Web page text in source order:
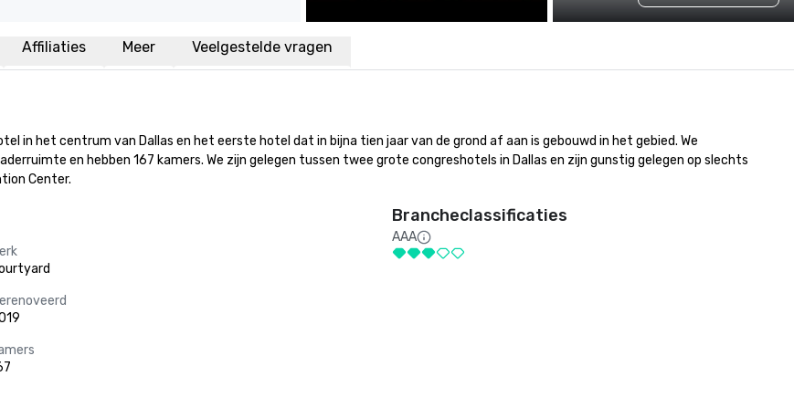
Affiliaties Meer Veelgestelde vragen
in het centrum van Dallas en het eerste hotel dat in bijna tien jaar van de grond af aan is gebouwd in het gebied. We
en hebben 167 kamers. We zijn gelegen tussen twee grote congreshotels in Dallas en zijn gunstig gelegen op slechts
Center.
Brancheclassificaties
AAA